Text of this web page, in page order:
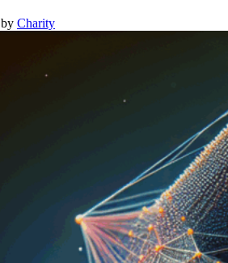
by Charity